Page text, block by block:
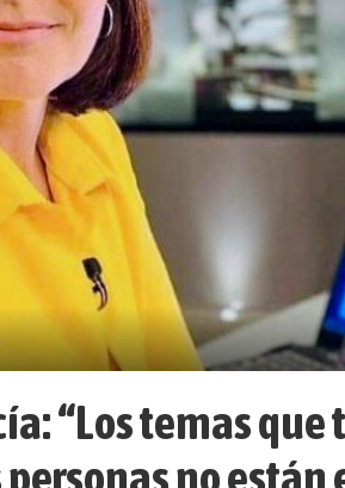
“Los temas
no